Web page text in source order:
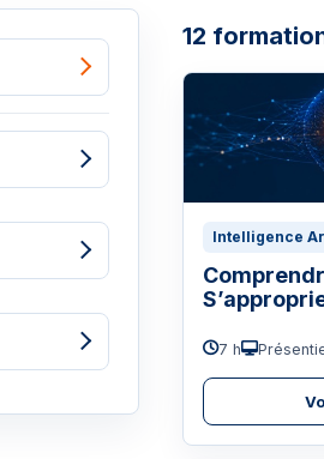
12
Intelligence
7 h